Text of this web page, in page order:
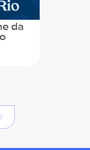
da